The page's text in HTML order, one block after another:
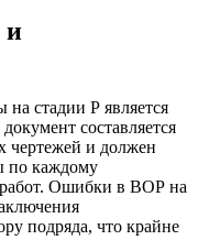
и
стадии Р является
составляется
чертежей и должен
по каждому
работ. Ошибки в ВОР на
подряда, что крайне